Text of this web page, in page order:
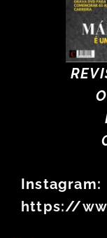
Instagram:
https://